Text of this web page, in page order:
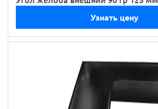
Узнать цену